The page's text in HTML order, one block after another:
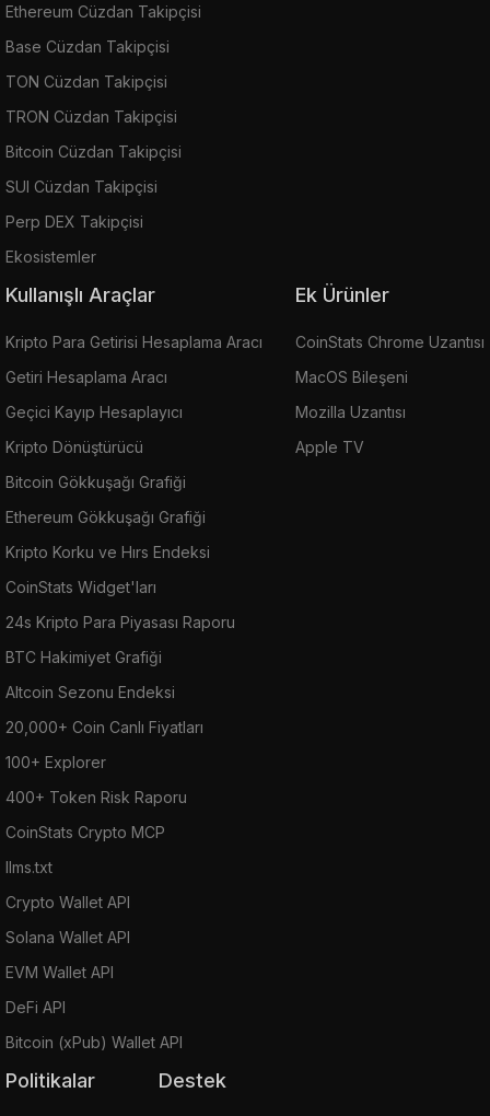
Ethereum Cüzdan Takipçisi
Base Cüzdan Takipçisi
TON Cüzdan Takipçisi
TRON Cüzdan Takipçisi
Bitcoin Cüzdan Takipçisi
SUI Cüzdan Takipçisi
Perp DEX Takipçisi
Ekosistemler
Kullanışlı Araçlar
Kripto Para Getirisi Hesaplama Aracı
Getiri Hesaplama Aracı
Geçici Kayıp Hesaplayıcı
Kripto Dönüştürücü
Bitcoin Gökkuşağı Grafiği
Ethereum Gökkuşağı Grafiği
Kripto Korku ve Hırs Endeksi
CoinStats Widget'ları
24s Kripto Para Piyasası Raporu
BTC Hakimiyet Grafiği
Altcoin Sezonu Endeksi
20,000+ Coin Canlı Fiyatları
100+ Explorer
400+ Token Risk Raporu
CoinStats Crypto MCP
llms.txt
Crypto Wallet API
Solana Wallet API
EVM Wallet API
DeFi API
Bitcoin (xPub) Wallet API
Ek Ürünler
CoinStats Chrome Uzantısı
MacOS Bileşeni
Mozilla Uzantısı
Apple TV
Politikalar Destek